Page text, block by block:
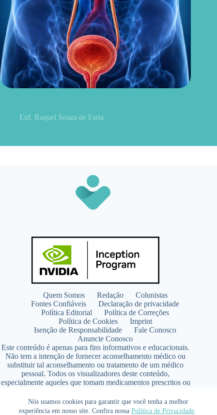
Nós usamos cookies para garantir que você tenha a melhor
experiência em nosso site. Confira nossa Política de Privacidade.
Enf. Raquel Souza de Faria
Quem Somos Redação
Colunistas
Fontes Confiáveis
Declaração de privacidade
Política Editorial
Política de Correções
Política de Cookies
Imprint
Isenção de Responsabilidade
Fale Conosco
Anuncie Conosco
Este conteúdo é apenas para fins informativos e educacionais.
Não tem a intenção de fornecer aconselhamento médico ou
substituir tal aconselhamento ou tratamento de um médico
pessoal. Todos os visualizadores deste conteúdo,
especialmente aqueles que tomam medicamentos prescritos ou
qualquer programa de nutrição, suplementação ou estilo de
vida.